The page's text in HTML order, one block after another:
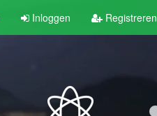
Inloggen Registreren